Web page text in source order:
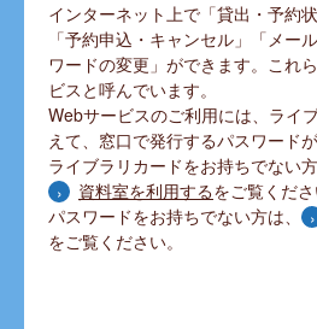
インターネット上で「貸出・予約
「予約申込・キャンセル」「メー
ワードの変更」ができます。これ
ビスと呼んでいます。
Webサービスのご利用には、ライ
えて、窓口で発行するパスワードが
ライブラリカードをお持ちでない方
資料室を利用するをご覧くださ
パスワードをお持ちでない方は、
をご覧ください。